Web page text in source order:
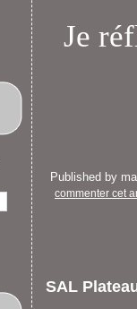
Je
Published by
commenter cet
SAL